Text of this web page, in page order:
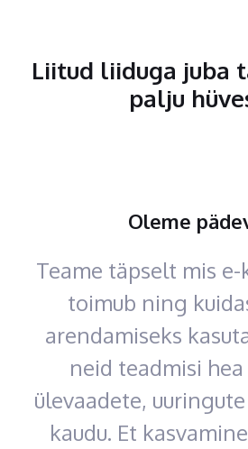
Liitud liiduga juba
palju
Oleme
Teame täpselt mis e-
toimub ning
arendamiseks
neid teadmisi
ülevaadete,
kaudu. Et